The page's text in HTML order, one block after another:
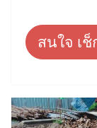
สนใจ เ